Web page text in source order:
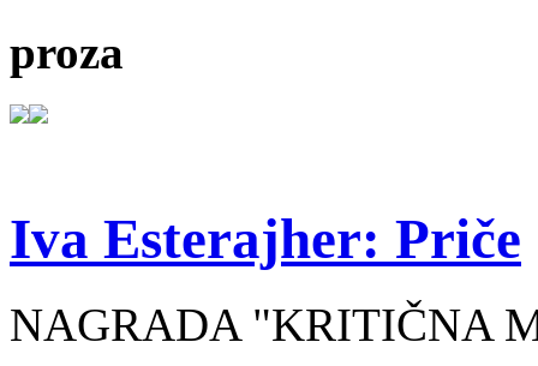
proza
Iva Esterajher: Priče
NAGRADA "KRITIČNA